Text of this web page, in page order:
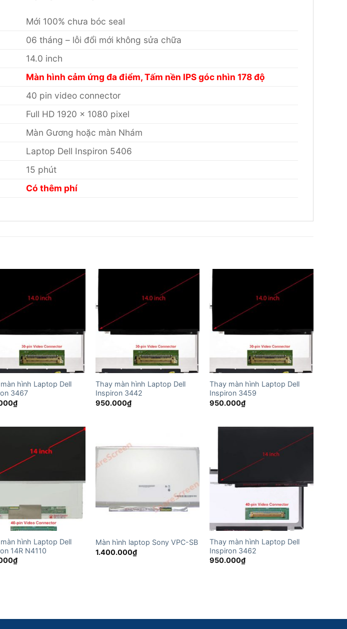
Mới 100% chưa bóc seal
06 tháng – lỗi đổi mới không sửa chữa
14.0 inch
Màn hình cảm ứng đa điểm, Tấm nền IPS góc nhìn 178 độ
40 pin video connector
Full HD 1920 x 1080 pixel
Màn Gương hoặc màn Nhám
Laptop Dell Inspiron 5406
15 phút
Có thêm phí
hình Laptop Dell
3467
₫
Thay màn hình Laptop Dell
Inspiron 3442
950.000₫
Thay màn hình Laptop Dell
Inspiron 3459
950.000₫
hình Laptop Dell
14R N4110
₫
Màn hình laptop Sony VPC-SB
1.400.000₫
Thay màn hình Laptop Dell
Inspiron 3462
950.000₫